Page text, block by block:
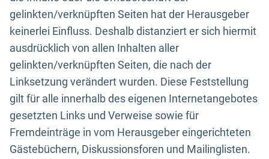
gelinkten/verknüpften Seiten hat der Herausgeber
keinerlei Einfluss. Deshalb distanziert er sich hiermit
ausdrücklich von allen Inhalten aller
gelinkten/verknüpften Seiten, die nach der
Linksetzung verändert wurden. Diese Feststellung
gilt für alle innerhalb des eigenen Internetangebotes
gesetzten Links und Verweise sowie für
Fremdeinträge in vom Herausgeber eingerichteten
Gästebüchern, Diskussionsforen und Mailinglisten.